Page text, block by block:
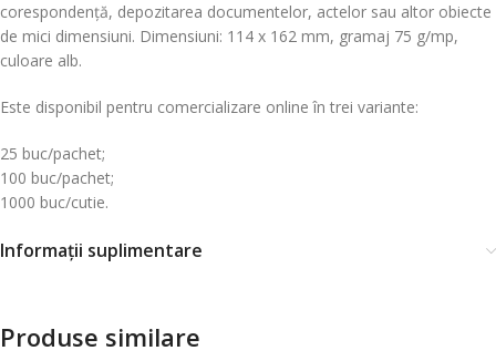
corespondență, depozitarea documentelor, actelor sau altor obiecte
de mici dimensiuni. Dimensiuni: 114 x 162 mm, gramaj 75 g/mp,
culoare alb.
Este disponibil pentru comercializare online în trei variante:
25 buc/pachet;
100 buc/pachet;
1000 buc/cutie.
Informații suplimentare
Produse similare